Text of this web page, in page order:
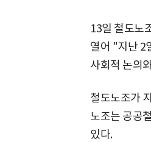
13일 철도노
열어 "지난 2
사회적 논의
철도노조가
노조는 공공
있다.